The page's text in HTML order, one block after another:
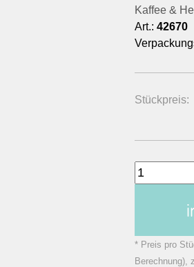
Kaffee &
Art.: 42670
Stückpreis:
* Preis pro
Berechnung),